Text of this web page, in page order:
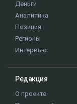
Деньги
Аналитика
Позиция
Регионы
Интервью
Редакция
О проекте